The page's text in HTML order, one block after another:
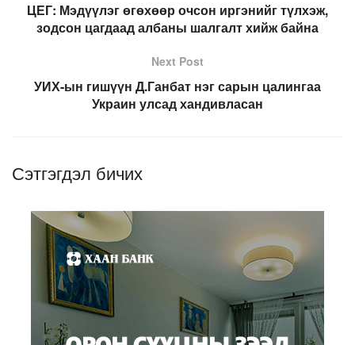
ЦЕГ: Мэдүүлэг өгөхөөр очсон иргэнийг түлхэж,
зодсон цагдаад албаны шалгалт хийж байна
Next Post
УИХ-ын гишүүн Д.Ганбат нэг сарын цалингаа
Украин улсад хандивласан
Сэтгэгдэл бичих